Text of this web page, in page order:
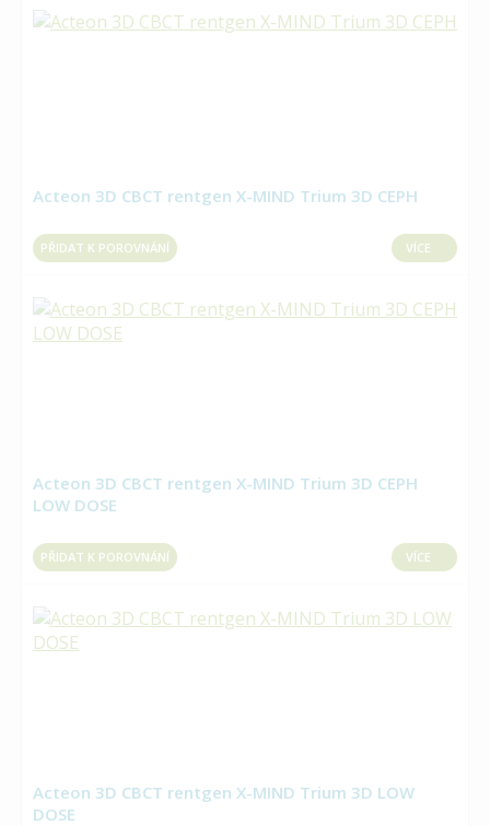
Acteon 3D CBCT rentgen X-MIND Trium 3D CEPH
PŘIDAT K POROVNÁNÍ VÍCE
Acteon 3D CBCT rentgen X-MIND Trium 3D CEPH
LOW DOSE
PŘIDAT K POROVNÁNÍ VÍCE
Acteon 3D CBCT rentgen X-MIND Trium 3D LOW
DOSE